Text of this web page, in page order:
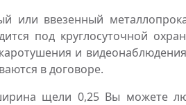
или ввезенный
под круглосуточной
и
в договоре.
щели 0,25 Вы можете